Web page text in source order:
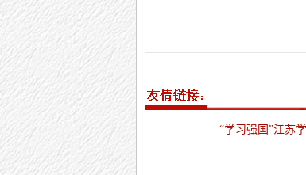
“学习强国”江苏